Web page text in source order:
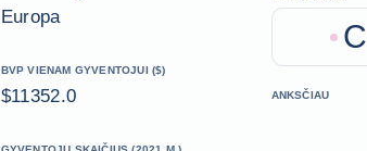
Europa
BVP VIENAM GYVENTOJUI ($)
$11352.0
C
ANKSČIAU